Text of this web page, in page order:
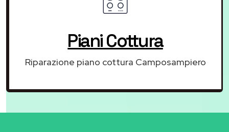
Piani Cottura
Riparazione piano cottura Camposampiero